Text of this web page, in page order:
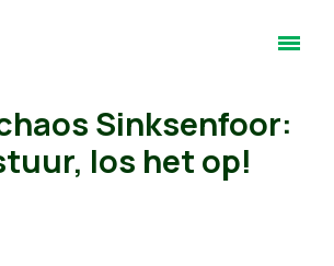
Sinksenfoor:
los het op!